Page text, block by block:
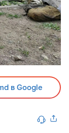
в Google